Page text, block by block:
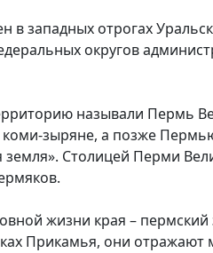
в западных отрогах
округов
называли Пермь
зыряне, а позже
земля». Столицей Перми
жизни края –
Прикамья, они отражают